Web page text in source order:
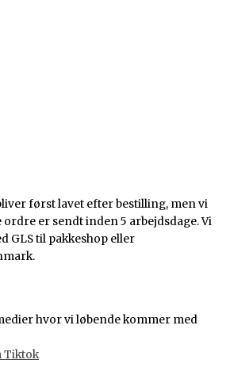
først lavet efter bestilling, men vi
er sendt inden 5 arbejdsdage. Vi
GLS til pakkeshop eller
hvor vi løbende kommer med
Tiktok